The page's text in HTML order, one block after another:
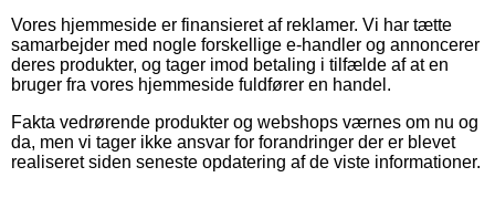
Vores hjemmeside er finansieret af reklamer. Vi har tætte
samarbejder med nogle forskellige e-handler og annoncerer
deres produkter, og tager imod betaling i tilfælde af at en
bruger fra vores hjemmeside fuldfører en handel.
Fakta vedrørende produkter og webshops værnes om nu og
da, men vi tager ikke ansvar for forandringer der er blevet
realiseret siden seneste opdatering af de viste informationer.